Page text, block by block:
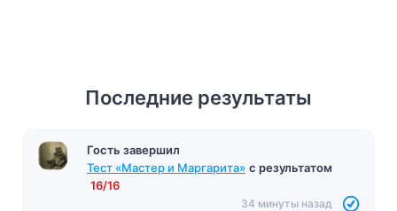
Последние результаты
Гость завершил
Тест «Мастер и Маргарита» с результатом
16/16
34 минуты назад